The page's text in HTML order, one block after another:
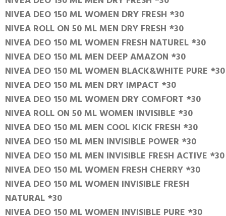
NIVEA DEO 150 ML WOMEN DRY FRESH *30
NIVEA ROLL ON 50 ML MEN DRY FRESH *30
NIVEA DEO 150 ML WOMEN FRESH NATUREL *30
NIVEA DEO 150 ML MEN DEEP AMAZON *30
NIVEA DEO 150 ML WOMEN BLACK&WHITE PURE *30
NIVEA DEO 150 ML MEN DRY IMPACT *30
NIVEA DEO 150 ML WOMEN DRY COMFORT *30
NIVEA ROLL ON 50 ML WOMEN INVISIBLE *30
NIVEA DEO 150 ML MEN COOL KICK FRESH *30
NIVEA DEO 150 ML MEN INVISIBLE POWER *30
NIVEA DEO 150 ML MEN INVISIBLE FRESH ACTIVE *30
NIVEA DEO 150 ML WOMEN FRESH CHERRY *30
NIVEA DEO 150 ML WOMEN INVISIBLE FRESH
NATURAL *30
NIVEA DEO 150 ML WOMEN INVISIBLE PURE *30